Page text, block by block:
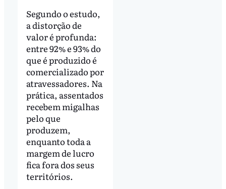
Segundo o estudo,
a distorção de
valor é profunda:
entre 92% e 93% do
que é produzido é
comercializado por
atravessadores. Na
prática, assentados
recebem migalhas
pelo que
produzem,
enquanto toda a
margem de lucro
fica fora dos seus
territórios.